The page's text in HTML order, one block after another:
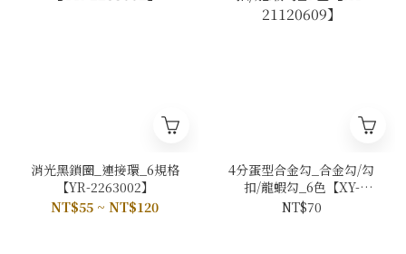
消光黑鎖圈_連接環_6規格
【YR-2263002】
NT$55 ~ NT$120
4分蛋型合金勾_合金勾/勾
扣/龍蝦勾_6色【XY-
21120609】
NT$70